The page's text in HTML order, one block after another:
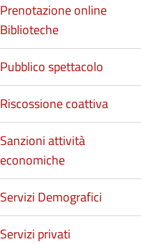
Prenotazione online
Biblioteche
Pubblico spettacolo
Riscossione coattiva
Sanzioni attività
economiche
Servizi Demografici
Servizi privati